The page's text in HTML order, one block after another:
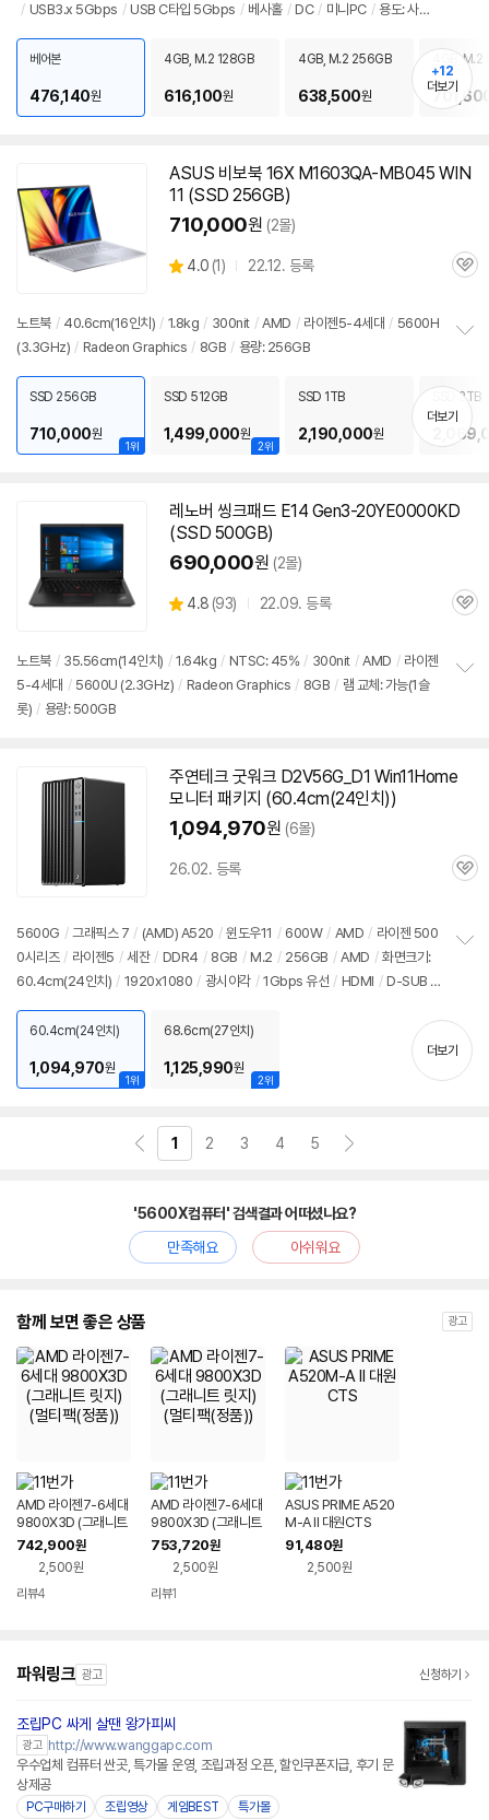
/ USB3.x 5Gbps / USB C타입 5Gbps / 베사홀 / DC / 미니PC / 용도: 사무/
치
기
베어본
476,140원
4GB, M.2 128GB
616,100원
4GB, M.2 256GB
638,500원
4GB, M.2
+12
더보기
ASUS 비보북 16X M1603QA-MB045 WIN
11 (SSD 256GB)
710,000원 (2몰)
별
4.0 (상
1) 22.12. 등록
관
노트북 / 40.6cm(16인치) / 1.8kg / 300nit / AMD / 라이젠5-4세대 / 5600H
(3.3GHz) / Radeon Graphics / 8GB / 용량: 256GB
펼
치
기
1위
SSD 256GB
710,000원
2위
SSD 512GB
1,499,000원
SSD 1TB
2,190,000원
SSD 2TB
더보기
레노버 씽크패드 E14 Gen3-20YE0000KD
(SSD 500GB)
690,000원 (2몰)
별
4.8 (상
뷰
93) 22.09. 등록
관
노트북 / 35.56cm(14인치) / 1.64kg / NTSC: 45% / 300nit / AMD / 라이젠
5-4세대 / 5600U (2.3GHz) / Radeon Graphics / 8GB / 램 교체: 가능(1슬
롯) / 용량: 500GB
주연테크 굿워크 D2V56G_D1 Win11Home
모니터 패키지 (60.4cm(24인치))
1,094,970원 (6몰)
26.02. 등록
관
5600G / 그래픽스 7 / (AMD) A520 / 윈도우11 / 600W / AMD / 라이젠 500
0시리즈 / 라이젠5 / 세잔 / DDR4 / 8GB / M.2 / 256GB / AMD / 화면크기:
60.4cm(24인치) / 1920x1080 / 광시야각 / 1Gbps 유선 / HDMI / D-SUB /
기
1위
60.4cm(24인치)
1,094,970원
2위
68.6cm(27인치)
1,125,990원
더보기
1 2 3 4 5
'5600X컴퓨터' 검색결과 어떠셨나요?
만족해요
아쉬워요
함께 보면 좋은 상품 광고
AMD 라이젠7-6세대
9800X3D (그래니트
릿지) (멀티팩(정품))
742,900원
2,500원
리뷰4
AMD 라이젠7-6세대
9800X3D (그래니트
릿지) (멀티팩(정품))
753,720원
2,500원
리뷰1
ASUS PRIME A520
M-A II 대원CTS
91,480원
2,500원
파워링크 광고 신청하기
조립PC 싸게 살땐 왕가피씨
광고 http://www.wanggapc.com
우수업체 컴퓨터 싼곳, 특가몰 운영, 조립과정 오픈, 할인쿠폰지급, 후기 문
상제공
PC구매하기 조립영상 게임BEST 특가몰